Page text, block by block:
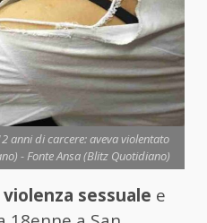
anni di carcere: aveva violentato
- Fonte Ansa (Blitz Quotidiano)
violenza sessuale e